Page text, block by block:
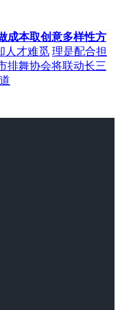
成本取创意多样性方
人才难觅 理是配合担
排舞协会将联动长三